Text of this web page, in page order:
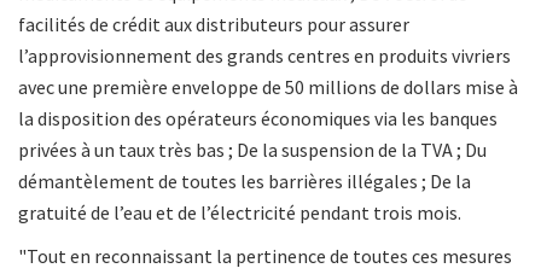
facilités de crédit aux distributeurs pour assurer
l’approvisionnement des grands centres en produits vivriers
avec une première enveloppe de 50 millions de dollars mise à
la disposition des opérateurs économiques via les banques
privées à un taux très bas ; De la suspension de la TVA ; Du
démantèlement de toutes les barrières illégales ; De la
gratuité de l’eau et de l’électricité pendant trois mois.
"Tout en reconnaissant la pertinence de toutes ces mesures